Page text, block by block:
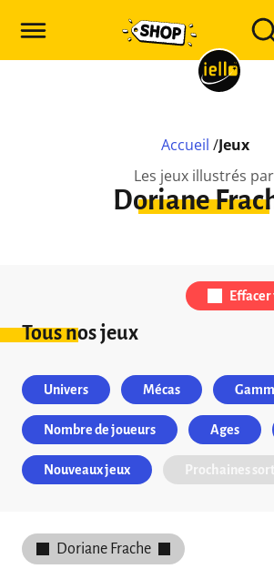
Accueil /Jeux
Les jeux illustrés par
Doriane
Tous nos jeux
Univers Mécas
Nombre de joueurs Ages
Nouveaux jeux Prochaines
Doriane Frache